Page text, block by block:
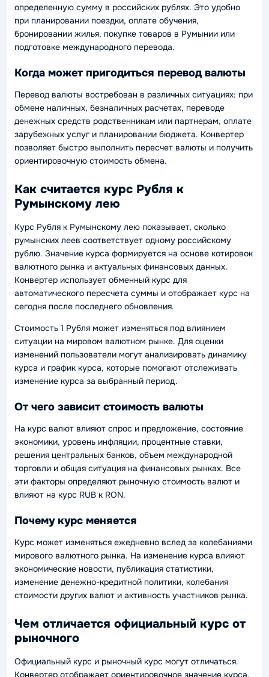
определенную сумму в российских рублях. Это удобно
при планировании поездки, оплате обучения,
бронировании жилья, покупке товаров в Румынии или
подготовке международного перевода.
Когда может пригодиться перевод валюты
Перевод валюты востребован в различных ситуациях: при
обмене наличных, безналичных расчетах, переводе
денежных средств родственникам или партнерам, оплате
зарубежных услуг и планировании бюджета. Конвертер
позволяет быстро выполнить пересчет валюты и получить
ориентировочную стоимость обмена.
Как считается курс Рубля к
Румынскому лею
Курс Рубля к Румынскому лею показывает, сколько
румынских леев соответствует одному российскому
рублю. Значение курса формируется на основе котировок
валютного рынка и актуальных финансовых данных.
Конвертер использует обменный курс для
автоматического пересчета суммы и отображает курс на
сегодня после последнего обновления.
Стоимость 1 Рубля может изменяться под влиянием
ситуации на мировом валютном рынке. Для оценки
изменений пользователи могут анализировать динамику
курса и график курса, которые помогают отслеживать
изменение курса за выбранный период.
От чего зависит стоимость валюты
На курс валют влияют спрос и предложение, состояние
экономики, уровень инфляции, процентные ставки,
решения центральных банков, объем международной
торговли и общая ситуация на финансовых рынках. Все
эти факторы определяют рыночную стоимость валют и
влияют на курс RUB к RON.
Почему курс меняется
Курс может изменяться ежедневно вслед за колебаниями
мирового валютного рынка. На изменение курса влияют
экономические новости, публикация статистики,
изменение денежно-кредитной политики, колебания
стоимости других валют и активность участников рынка.
Чем отличается официальный курс от
рыночного
Официальный курс и рыночный курс могут отличаться.
Конвертер отображает ориентировочное значение курса,